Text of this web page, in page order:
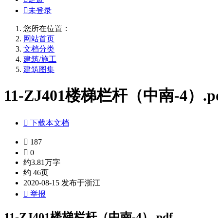
未登录
您所在位置：
网站首页
文档分类
建筑/施工
建筑图集
11-ZJ401楼梯栏杆（中南-4）
 下载本文档
 187
 0
约3.81万字
约 46页
2020-08-15 发布于浙江
 举报